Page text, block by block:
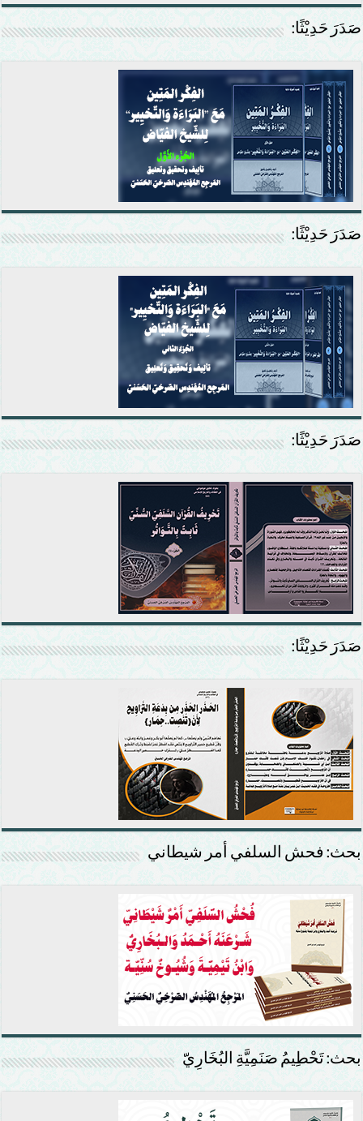
صَدَرَ حَدِيْثًا:
صَدَرَ حَدِيْثًا:
صَدَرَ حَدِيْثًا:
صَدَرَ حَدِيْثًا:
بحث: فحش السلفي أمر شيطاني
بحث: تَحْطِيمُ صَنَمِيَّةِ البُخَارِيّ